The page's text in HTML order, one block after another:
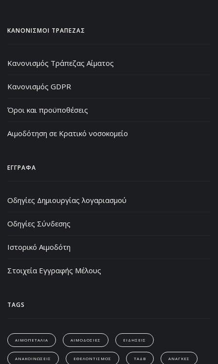
ΚΑΝΟΝΙΣΜΟΙ ΤΡΑΠΕΖΑΣ
Κανονισμός Τράπεζας Αίματος
Κανονισμός GDPR
Όροι και προϋποθέσεις
Αιμοδότηση σε Κρατικό νοσοκομείο
ΕΓΓΡΑΦΑ
Οδηγίες Δημιουργίας λογαριασμού
Οδηγίες Σύνδεσης
Ιστορικό Αιμοδότη
Στοιχεία Εγγραφής Μέλους
TAGS
ΑΙΜΟΠΕΤΑΛΙΑ ΑΙΜΟΔΟΣΙΕΣ ΕΙΔΗΣΕΙΣ
ΑΝΑΚΟΙΝΩΣΕΙΣ ΕΘΕΛΟΝΤΙΣΜΟΣ ΤΑΔΒ ΑΝΑΓΚΕΣ